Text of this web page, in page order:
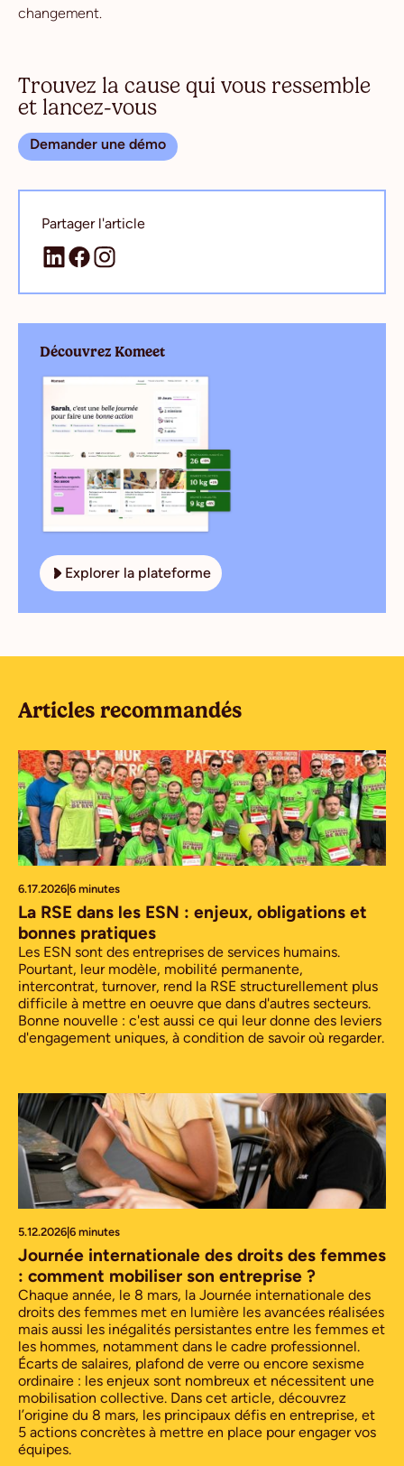
changement.
Trouvez la cause qui vous ressemble
et lancez-vous
Demander une démo
Partager l'article
Découvrez Komeet
Explorer la plateforme
Articles recommandés
6.17.2026 6 minutes
La RSE dans les ESN : enjeux, obligations et
bonnes pratiques
Les ESN sont des entreprises de services humains.
Pourtant, leur modèle, mobilité permanente,
intercontrat, turnover, rend la RSE structurellement plus
difficile à mettre en oeuvre que dans d'autres secteurs.
Bonne nouvelle : c'est aussi ce qui leur donne des leviers
d'engagement uniques, à condition de savoir où regarder.
5.12.2026 6 minutes
Journée internationale des droits des femmes
: comment mobiliser son entreprise ?
Chaque année, le 8 mars, la Journée internationale des
droits des femmes met en lumière les avancées réalisées
mais aussi les inégalités persistantes entre les femmes et
les hommes, notamment dans le cadre professionnel.
Écarts de salaires, plafond de verre ou encore sexisme
ordinaire : les enjeux sont nombreux et nécessitent une
mobilisation collective. Dans cet article, découvrez
l’origine du 8 mars, les principaux défis en entreprise, et
5 actions concrètes à mettre en place pour engager vos
équipes.